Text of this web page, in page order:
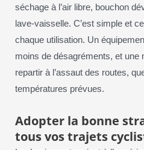
séchage à l’air libre, bouchon
lave-vaisselle. C’est simple et
chaque utilisation. Un
moins de désagréments, et une
repartir à l’assaut des routes,
températures prévues.
Adopter la bonne
tous vos trajets